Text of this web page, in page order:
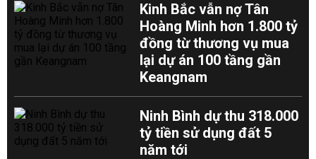
Kinh Bắc vẫn nợ Tân
Hoàng Minh hơn 1.800 tỷ
đồng từ thương vụ mua
lại dự án 100 tầng gần
Keangnam
Ninh Bình dự thu 318.000
tỷ tiền sử dụng đất 5
năm tới